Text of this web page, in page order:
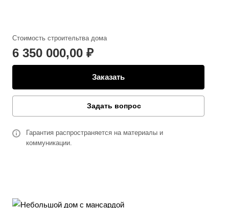
Стоимость строительтва дома
6 350 000,00 ₽
Заказать
Задать вопрос
Гарантия распространяется на материалы и
коммуникации.